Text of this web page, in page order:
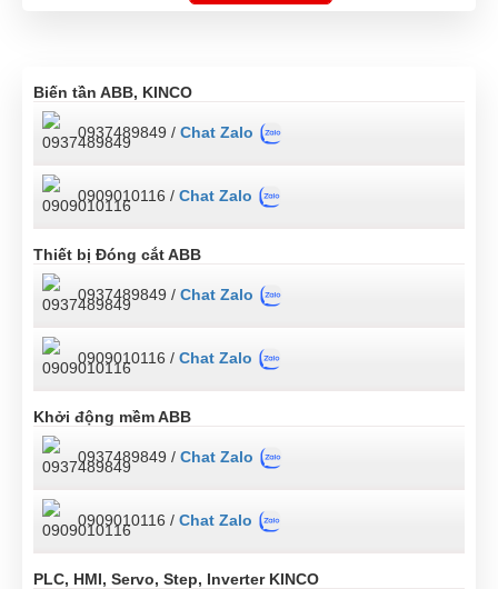
Biến tần ABB, KINCO
0937489849 / Chat Zalo
0909010116 / Chat Zalo
Thiết bị Đóng cắt ABB
0937489849 / Chat Zalo
0909010116 / Chat Zalo
Khởi động mềm ABB
0937489849 / Chat Zalo
0909010116 / Chat Zalo
PLC, HMI, Servo, Step, Inverter KINCO